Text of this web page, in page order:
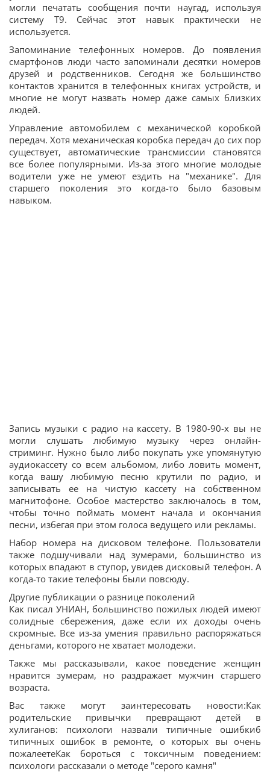
могли печатать сообщения почти наугад, используя
систему T9. Сейчас этот навык практически не
используется.
Запоминание телефонных номеров. До появления
смартфонов люди часто запоминали десятки номеров
друзей и родственников. Сегодня же большинство
контактов хранится в телефонных книгах устройств, и
многие не могут назвать номер даже самых близких
людей.
Управление автомобилем с механической коробкой
передач. Хотя механическая коробка передач до сих пор
существует, автоматические трансмиссии становятся
все более популярными. Из-за этого многие молодые
водители уже не умеют ездить на "механике". Для
старшего поколения это когда-то было базовым
навыком.
Запись музыки с радио на кассету. В 1980-90-х вы не
могли слушать любимую музыку через онлайн-
стриминг. Нужно было либо покупать уже упомянутую
аудиокассету со всем альбомом, либо ловить момент,
когда вашу любимую песню крутили по радио, и
записывать ее на чистую кассету на собственном
магнитофоне. Особое мастерство заключалось в том,
чтобы точно поймать момент начала и окончания
песни, избегая при этом голоса ведущего или рекламы.
Набор номера на дисковом телефоне. Пользователи
также подшучивали над зумерами, большинство из
которых впадают в ступор, увидев дисковый телефон. А
когда-то такие телефоны были повсюду.
Другие публикации о разнице поколений
Как писал УНИАН, большинство пожилых людей имеют
солидные сбережения, даже если их доходы очень
скромные. Все из-за умения правильно распоряжаться
деньгами, которого не хватает молодежи.
Также мы рассказывали, какое поведение женщин
нравится зумерам, но раздражает мужчин старшего
возраста.
Вас также могут заинтересовать новости:Как
родительские привычки превращают детей в
хулиганов: психологи назвали типичные ошибки6
типичных ошибок в ремонте, о которых вы очень
пожалеетеКак бороться с токсичным поведением:
психологи рассказали о методе "серого камня"